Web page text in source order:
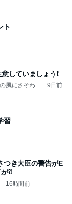
ト
していましょう❗️
風にさそわれ
9日前
習
つき大臣の警告がE
⁈
16時間前